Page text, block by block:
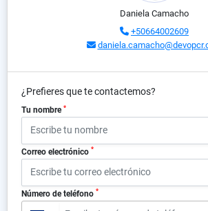
Daniela Camacho
+50664002609
¿Prefieres que te contactemos?
Tu nombre *
Correo electrónico *
Número de teléfono *